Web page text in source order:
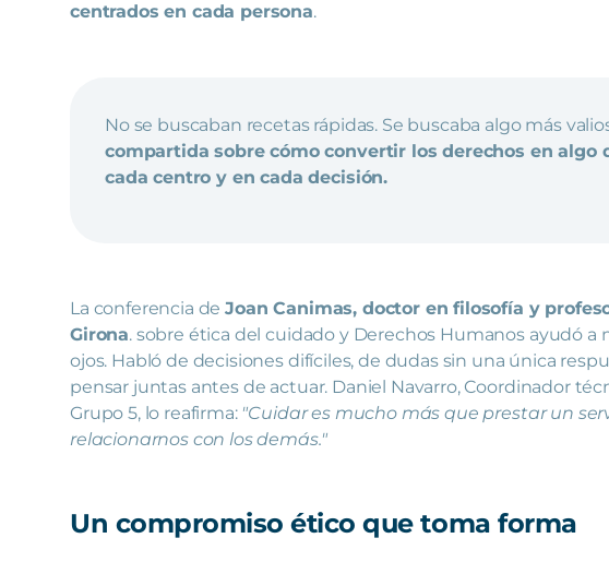
centrados en cada persona.
No se buscaban recetas rápidas. Se buscaba algo más
compartida sobre cómo convertir los derechos en algo
cada centro y en cada decisión.
La conferencia deJoan Canimas, doctor en filosofía y
Girona. sobre ética del cuidado y Derechos Humanos ayudó a
ojos. Habló de decisiones difíciles, de dudas sin una única
pensar juntas antes de actuar. Daniel Navarro, Coordinador
Grupo 5, lo reafirma: "Cuidar es mucho más que prestar un
relacionarnos con los demás."
Un compromiso ético que toma forma